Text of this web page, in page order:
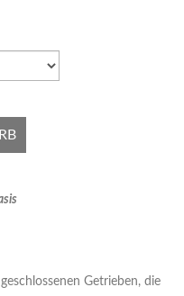
Getrieben, die